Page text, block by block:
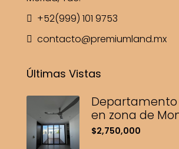
+52(999) 101 9753
contacto@premiumland.mx
Últimas Vistas
en zona de
$2,750,000